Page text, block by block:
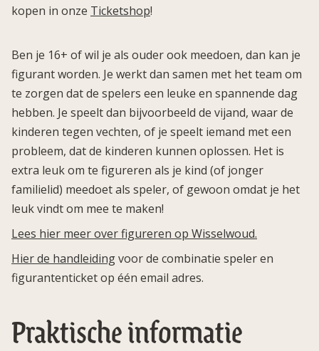
kopen in onze Ticketshop!
Ben je 16+ of wil je als ouder ook meedoen, dan kan je
figurant worden. Je werkt dan samen met het team om
te zorgen dat de spelers een leuke en spannende dag
hebben. Je speelt dan bijvoorbeeld de vijand, waar de
kinderen tegen vechten, of je speelt iemand met een
probleem, dat de kinderen kunnen oplossen. Het is
extra leuk om te figureren als je kind (of jonger
familielid) meedoet als speler, of gewoon omdat je het
leuk vindt om mee te maken!
Lees hier meer over figureren op Wisselwoud.
Hier de handleidingvoor de combinatie speler en
figurantenticket op één email adres.
Praktische informatie